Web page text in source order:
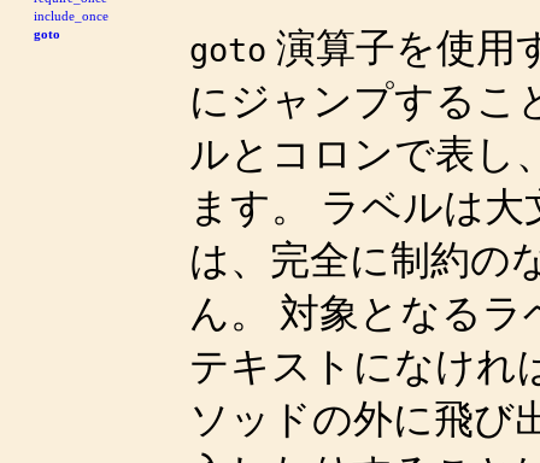
include_once
goto
goto 演算子を使用
にジャンプするこ
ルとコロンで表し
ます。 ラベルは
は、完全に制約の
ん。 対象となる
テキストになけれ
ソッドの外に飛び